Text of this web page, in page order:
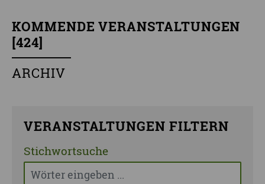
KOMMENDE VERANSTALTUNGEN
[424]
ARCHIV
VERANSTALTUNGEN FILTERN
Stichwortsuche